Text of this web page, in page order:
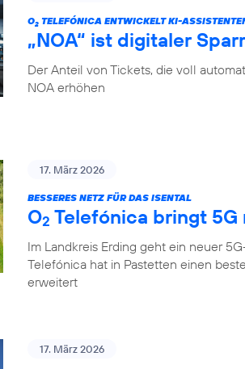
O2 TELEFÓNICA ENTWICKELT KI-
„NOA“ ist digitaler
Der Anteil von Tickets, die voll
NOA erhöhen
17. März 2026
BESSERES NETZ FÜR DAS ISENTAL
O2 Telefónica bringt
Im Landkreis Erding geht ein neuer
Telefónica hat in Pastetten einen
erweitert
17. März 2026